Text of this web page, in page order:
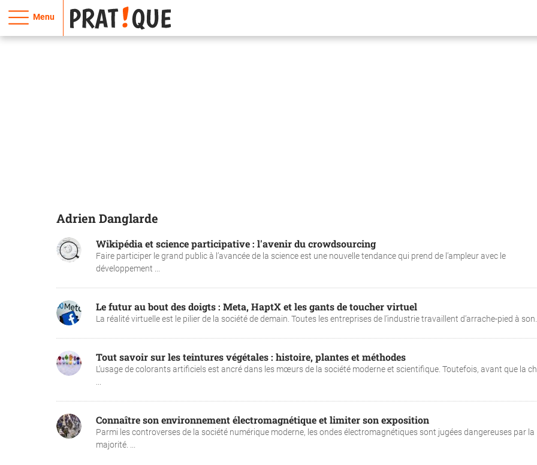
Menu
Adrien Danglarde
Wikipédia et science participative : l'avenir du crowdsourcing
Faire participer le grand public à l’avancée de la science est une nouvelle tendance qui prend de l’ampleur avec le
développement ...
Le futur au bout des doigts : Meta, HaptX et les gants de toucher virtuel
La réalité virtuelle est le pilier de la société de demain. Toutes les entreprises de l’industrie travaillent d’arrache-pied à
Tout savoir sur les teintures végétales : histoire, plantes et méthodes
L’usage de colorants artificiels est ancré dans les mœurs de la société moderne et scientifique. Toutefois, avant que la
Connaître son environnement électromagnétique et limiter son exposition
Parmi les controverses de la société numérique moderne, les ondes électromagnétiques sont jugées dangereuses par la
majorité. ...